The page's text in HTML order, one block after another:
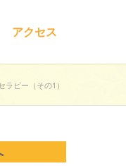
アクセス
ラピー（その1）